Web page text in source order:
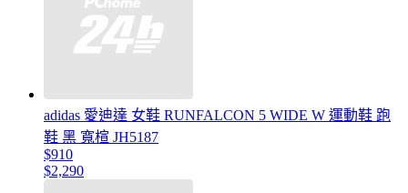
adidas 愛迪達 女鞋 RUNFALCON 5 WIDE W 運動鞋 跑
鞋 黑 寬楦 JH5187
$910
$2,290